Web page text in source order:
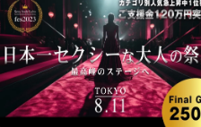
テクノロジー・ガジ
映像・映画